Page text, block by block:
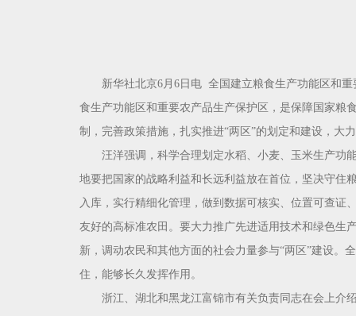
新华社北京6月6日电 全国建立粮食生产功能区和
食生产功能区和重要农产品生产保护区，是保障国家粮
制，完善政策措施，扎实推进“两区”的划定和建设，大
汪洋强调，科学合理划定水稻、小麦、玉米生产功
地要把国家的战略利益和长远利益放在首位，坚决守住
入库，实行精细化管理，做到数据可核实、位置可查证
友好的高标准农田。要大力推广先进适用技术和绿色生
新，调动农民和其他方面的社会力量参与“两区”建设。
住，能够长久发挥作用。
浙江、湖北和黑龙江富锦市有关负责同志在会上介